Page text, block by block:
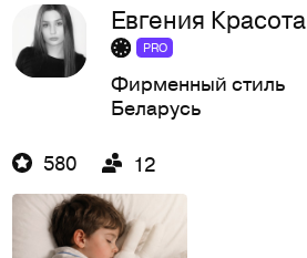
Евгения Красота
PRO
Фирменный стиль
Беларусь
580 12